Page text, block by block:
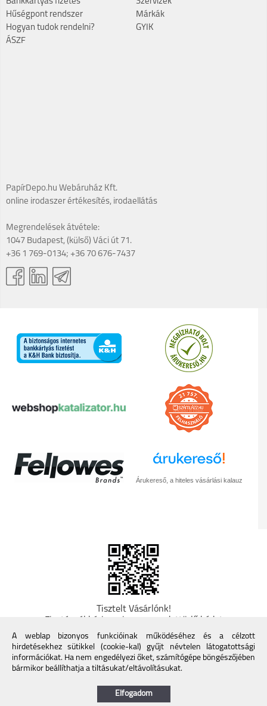
Hűségpont rendszer
Hogyan tudok rendelni?
ÁSZF
Márkák
GYIK
PapírDepo.hu Webáruház Kft.
online irodaszer értékesítés, irodaellátás
Megrendelések átvétele:
1047 Budapest, (külső) Váci út 71.
+36 1 769-0134; +36 70 676-7437
Árukereső, a hiteles vásárlási kalauz
Tisztelt Vásárlónk!
Fizetésnél kérje az ingyenes adattörlő kódot
adatainak biztonsága érdekében! A Kormány
döntése alapján a kereskedő minden tartós
adathordozó termék vásárlásakor köteles ingyenes
adattörlő kódot biztosítani. További információk a
https://nmhh.hu/veglegestorles
A weblap bizonyos funkcióinak működéséhez és a célzott
hirdetésekhez sütikkel (cookie-kal) gyűjt névtelen látogatottsági
információkat. Ha nem engedélyezi őket, számítógépe böngészőjében
bármikor beállíthatja a tiltásukat/eltávolításukat.
Elfogadom